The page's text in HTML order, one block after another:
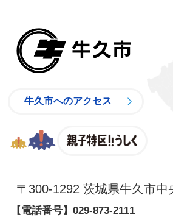
牛久市へのアクセス
〒300-1292 茨城県牛久市中
【電話番号】 029-873-2111